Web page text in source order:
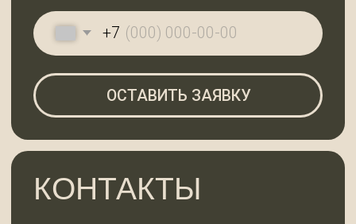
ГЛАВНАЯ
КАТАЛОГ
О КОМПАНИИ
2025 © 99ДОСОК